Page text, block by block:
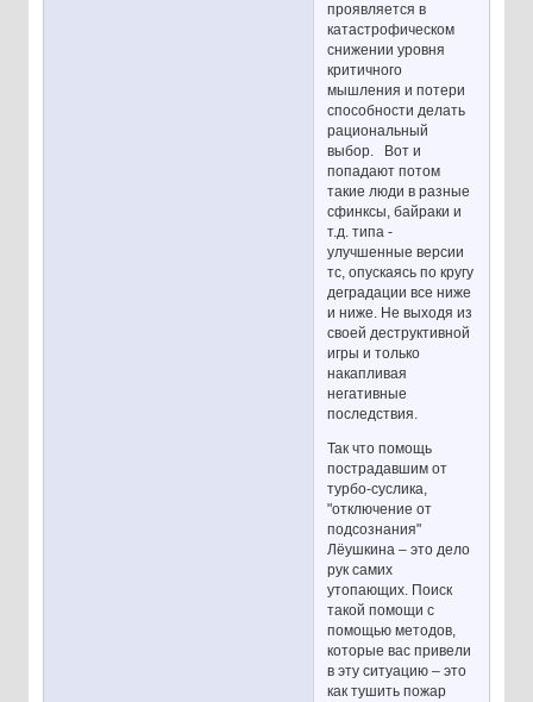
проявляется в
катастрофическом
снижении уровня
критичного
мышления и потери
способности делать
рациональный
выбор. Вот и
попадают потом
такие люди в разные
сфинксы, байраки и
т.д. типа -
улучшенные версии
тс, опускаясь по кругу
деградации все ниже
и ниже. Не выходя из
своей деструктивной
игры и только
накапливая
негативные
последствия.
Так что помощь
пострадавшим от
турбо-суслика,
"отключение от
подсознания"
Лёушкина – это дело
рук самих
утопающих. Поиск
такой помощи с
помощью методов,
которые вас привели
в эту ситуацию – это
как тушить пожар